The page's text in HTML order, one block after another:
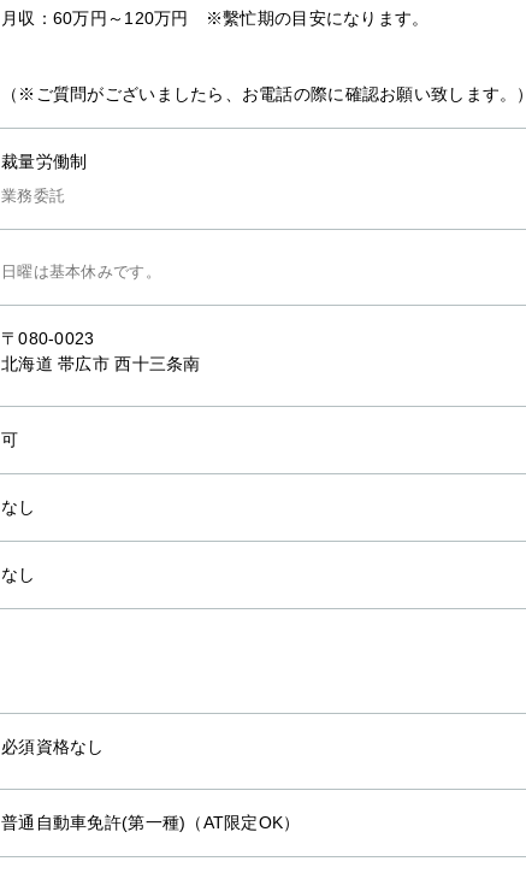
月収：60万円～120万円 ※繫忙期の目安になります。
（※ご質問がございましたら、お電話の際に確認お願い致します。）
裁量労働制
業務委託
日曜は基本休みです。
〒080-0023
北海道 帯広市 西十三条南
可
なし
なし
必須資格なし
普通自動車免許(第一種)（AT限定OK）